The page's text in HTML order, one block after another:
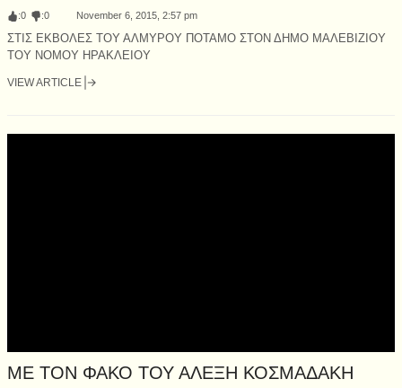
:0 :0 November 6, 2015, 2:57 pm
ΣΤΙΣ ΕΚΒΟΛΕΣ ΤΟΥ ΑΛΜΥΡΟΥ ΠΟΤΑΜΟ ΣΤΟΝ ΔΗΜΟ ΜΑΛΕΒΙΖΙΟΥ
ΤΟΥ ΝΟΜΟΥ ΗΡΑΚΛΕΙΟΥ
VIEW ARTICLE
ΜΕ ΤΟΝ ΦΑΚΟ ΤΟΥ ΑΛΕΞΗ ΚΟΣΜΑΔΑΚΗ